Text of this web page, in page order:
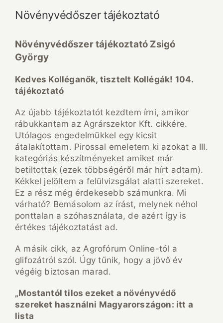
Növényvédőszer tájékoztató
Növényvédőszer tájékoztató Zsigó
György
Kedves Kolléganők, tisztelt Kollégák! 104.
tájékoztató
Az újabb tájékoztatót kezdtem írni, amikor
rábukkantam az Agrárszektor Kft. cikkére.
Utólagos engedelmükkel egy kicsit
átalakítottam. Pirossal emeletem ki azokat a III.
kategóriás készítményeket amiket már
betiltottak (ezek többségéről már hírt adtam).
Kékkel jelöltem a felülvizsgálat alatti szereket.
Ez a rész még érdekesebb számunkra. Mi
várható? Bemásolom az írást, melynek néhol
ponttalan a szóhasználata, de azért így is
értékes tájékoztatást ad.
A másik cikk, az Agrofórum Online-tól a
glifozátról szól. Úgy tűnik, hogy a jövő év
végéig biztosan marad.
„Mostantól tilos ezeket a növényvédő
szereket használni Magyarországon: itt a
lista